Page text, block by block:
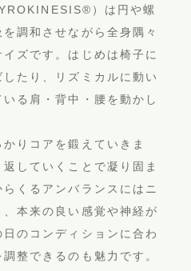
）は円や螺
調和させながら全身隅々
ズです。はじめは椅子に
たり、リズミカルに動い
る肩・背中・腰を動かし
りコアを鍛えていきま
していくことで凝り固ま
くるアンバランスにはニ
本来の良い感覚や神経が
のコンディションに合わ
整できるのも魅力です。